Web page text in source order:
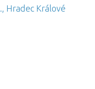
Hradec Králové